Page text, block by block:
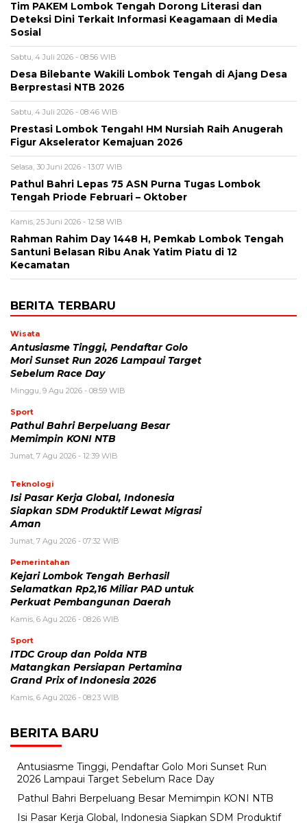
Tim PAKEM Lombok Tengah Dorong Literasi dan
Deteksi Dini Terkait Informasi Keagamaan di Media
Sosial
Sabtu, 4 Juli 2026 - 08:56 WIB
Desa Bilebante Wakili Lombok Tengah di Ajang Desa
Berprestasi NTB 2026
Sabtu, 4 Juli 2026 - 08:46 WIB
Prestasi Lombok Tengah! HM Nursiah Raih Anugerah
Figur Akselerator Kemajuan 2026
Selasa, 30 Juni 2026 - 13:07 WIB
Pathul Bahri Lepas 75 ASN Purna Tugas Lombok
Tengah Priode Februari – Oktober
Kamis, 25 Juni 2026 - 12:58 WIB
Rahman Rahim Day 1448 H, Pemkab Lombok Tengah
Santuni Belasan Ribu Anak Yatim Piatu di 12
Kecamatan
BERITA TERBARU
Wisata
Antusiasme Tinggi, Pendaftar Golo
Mori Sunset Run 2026 Lampaui Target
Sebelum Race Day
Minggu, 9 Agu 2026 - 08:59 WIB
Sport
Pathul Bahri Berpeluang Besar
Memimpin KONI NTB
Jumat, 7 Agu 2026 - 12:39 WIB
Teknologi
​Isi Pasar Kerja Global, Indonesia
Siapkan SDM Produktif Lewat Migrasi
Aman
Jumat, 7 Agu 2026 - 07:32 WIB
Pemerintahan
Kejari Lombok Tengah Berhasil
Selamatkan Rp2,16 Miliar PAD untuk
Perkuat Pembangunan Daerah
Kamis, 6 Agu 2026 - 08:26 WIB
Sport
ITDC Group dan Polda NTB
Matangkan Persiapan Pertamina
Grand Prix of Indonesia 2026
Kamis, 6 Agu 2026 - 08:23 WIB
BERITA BARU
Antusiasme Tinggi, Pendaftar Golo Mori Sunset Run
2026 Lampaui Target Sebelum Race Day
Pathul Bahri Berpeluang Besar Memimpin KONI NTB
​Isi Pasar Kerja Global, Indonesia Siapkan SDM Produktif